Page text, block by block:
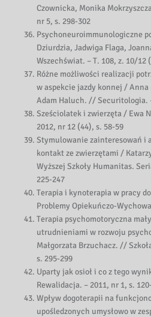
Czownicka, Monika
nr 5, s. 298-302
Psychoneuroimmunologiczne
Dziurdzia, Jadwiga Flaga,
Wszechświat. – T. 108, z. 10/12
Różne możliwości realizacji
w aspekcie jazdy konnej / Anna
Adam Haluch. // Securitologia.
Sześciolatek i zwierzęta / Ewa
2012, nr 12 (44), s. 58-59
Stymulowanie zainteresowań i
kontakt ze zwierzętami /
Wyższej Szkoły Humanitas.
225-247
Terapia i kynoterapia w pracy
Problemy Opiekuńczo-
Terapia psychomotoryczna
utrudnieniami w rozwoju
Małgorzata Brzuchacz. //
s. 295-299
Uparty jak osioł i co z tego
Rewalidacja. – 2011, nr 1, s.
Wpływ dogoterapii na
upośledzonych umysłowo w